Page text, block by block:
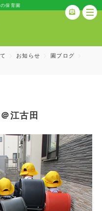
保育園
お知らせ
園ブログ
江古田